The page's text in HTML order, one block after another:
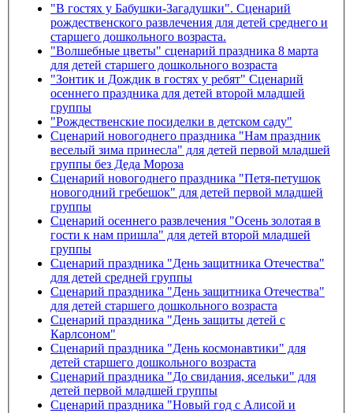
"В гостях у Бабушки-Загадушки". Сценарий
рождественского развлечения для детей среднего и
старшего дошкольного возраста.
"Волшебные цветы" сценарий праздника 8 марта
для детей старшего дошкольного возраста
"Зонтик и Дождик в гостях у ребят" Сценарий
осеннего праздника для детей второй младшей
группы
"Рождественские посиделки в детском саду"
Сценарий новогоднего праздника "Нам праздник
веселый зима принесла" для детей первой младшей
группы без Деда Мороза
Сценарий новогоднего праздника "Петя-петушок
новогодний гребешок" для детей первой младшей
группы
Сценарий осеннего развлечения "Осень золотая в
гости к нам пришла" для детей второй младшей
группы
Сценарий праздника "День защитника Отечества"
для детей средней группы
Сценарий праздника "День защитника Отечества"
для детей старшего дошкольного возраста
Сценарий праздника "День защиты детей с
Карлсоном"
Сценарий праздника "День космонавтики" для
детей старшего дошкольного возраста
Сценарий праздника "До свидания, ясельки" для
детей первой младшей группы
Сценарий праздника "Новый год с Алисой и